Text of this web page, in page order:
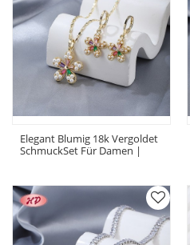
Elegant Blumig 18k Vergoldet
SchmuckSet Für Damen |
Zirkonia OhrRinge Halskette